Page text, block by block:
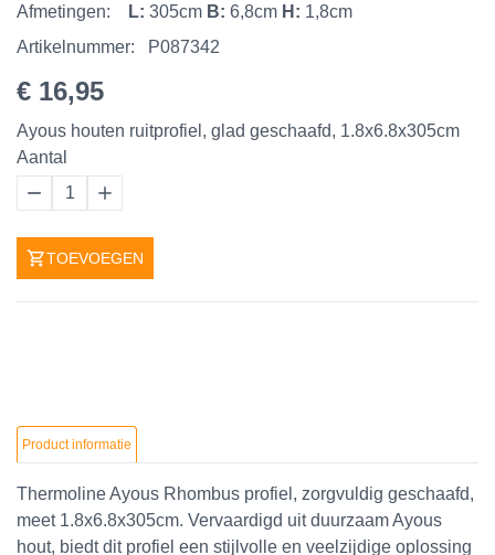
Afmetingen:
L: 305cm B: 6,8cm H: 1,8cm
Artikelnummer:
P087342
€ 16,95
Ayous houten ruitprofiel, glad geschaafd, 1.8x6.8x305cm
Aantal
1
TOEVOEGEN
Product informatie
Thermoline Ayous Rhombus profiel, zorgvuldig geschaafd,
meet 1.8x6.8x305cm. Vervaardigd uit duurzaam Ayous
hout, biedt dit profiel een stijlvolle en veelzijdige oplossing